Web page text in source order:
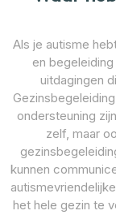
Als je autisme
en
uitdagingen
ondersteuning
zelf, maar
kunnen
het hele gezin te